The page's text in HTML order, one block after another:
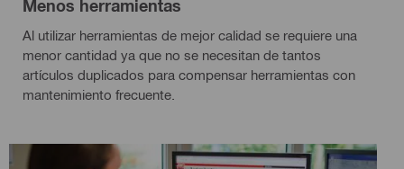
Menos herramientas
Al utilizar herramientas de mejor calidad se requiere una
menor cantidad ya que no se necesitan de tantos
artículos duplicados para compensar herramientas con
mantenimiento frecuente.